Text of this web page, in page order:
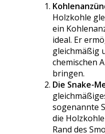
Holzkohle
ein
ideal. Er
gleichmäßig
chemischen
bringen.
Die Snake-
sogenannte
die
Rand des